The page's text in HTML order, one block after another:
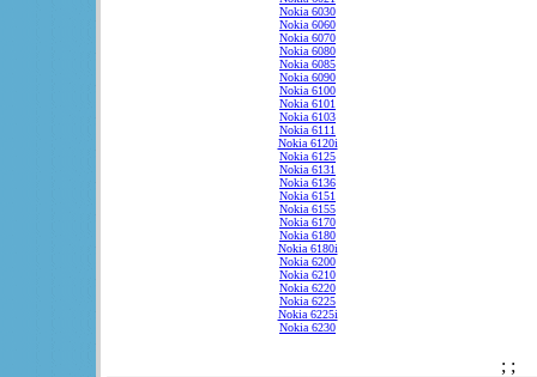
Nokia 6030
Nokia 6060
Nokia 6070
Nokia 6080
Nokia 6085
Nokia 6090
Nokia 6100
Nokia 6101
Nokia 6103
Nokia 6111
Nokia 6120i
Nokia 6125
Nokia 6131
Nokia 6136
Nokia 6151
Nokia 6155
Nokia 6170
Nokia 6180
Nokia 6180i
Nokia 6200
Nokia 6210
Nokia 6220
Nokia 6225
Nokia 6225i
Nokia 6230
; ;